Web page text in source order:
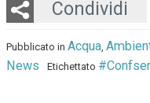
Condividi
Twitter
LinkedIn
Email
Whatsapp
Pubblicato in Acqua,
News Etichettato